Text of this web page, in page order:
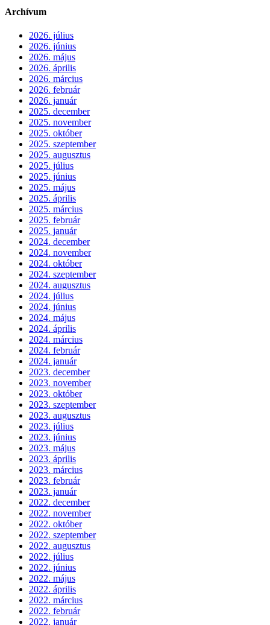
Archívum
2026. július
2026. június
2026. május
2026. április
2026. március
2026. február
2026. január
2025. december
2025. november
2025. október
2025. szeptember
2025. augusztus
2025. július
2025. június
2025. május
2025. április
2025. március
2025. február
2025. január
2024. december
2024. november
2024. október
2024. szeptember
2024. augusztus
2024. július
2024. június
2024. május
2024. április
2024. március
2024. február
2024. január
2023. december
2023. november
2023. október
2023. szeptember
2023. augusztus
2023. július
2023. június
2023. május
2023. április
2023. március
2023. február
2023. január
2022. december
2022. november
2022. október
2022. szeptember
2022. augusztus
2022. július
2022. június
2022. május
2022. április
2022. március
2022. február
2022. január